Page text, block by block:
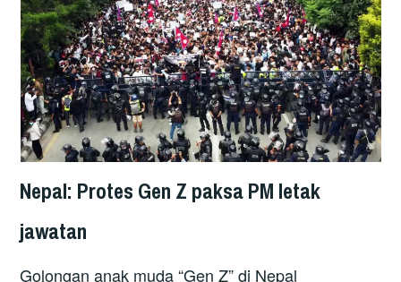
Nepal: Protes Gen Z paksa PM letak
jawatan
Golongan anak muda “Gen Z” di Nepal